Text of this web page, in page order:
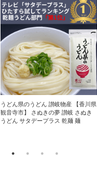
うどん県のうどん 讃岐物産 【香川県
観音寺市】 さぬきの夢 讃岐 さぬき
うどん サタデープラス 乾麺 麺